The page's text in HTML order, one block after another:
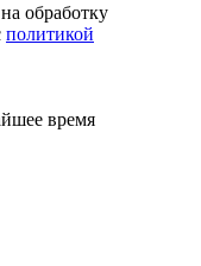
обработку
политикой
время